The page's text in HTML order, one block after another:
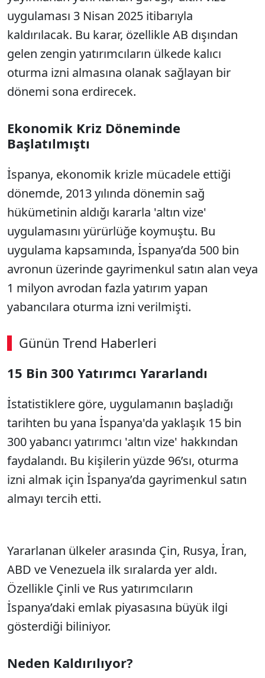
uygulaması 3 Nisan 2025 itibarıyla
kaldırılacak. Bu karar, özellikle AB dışından
gelen zengin yatırımcıların ülkede kalıcı
oturma izni almasına olanak sağlayan bir
dönemi sona erdirecek.
Ekonomik Kriz Döneminde
Başlatılmıştı
İspanya, ekonomik krizle mücadele ettiği
dönemde, 2013 yılında dönemin sağ
hükümetinin aldığı kararla 'altın vize'
uygulamasını yürürlüğe koymuştu. Bu
uygulama kapsamında, İspanya’da 500 bin
avronun üzerinde gayrimenkul satın alan veya
1 milyon avrodan fazla yatırım yapan
yabancılara oturma izni verilmişti.
Günün Trend Haberleri
15 Bin 300 Yatırımcı Yararlandı
İstatistiklere göre, uygulamanın başladığı
tarihten bu yana İspanya'da yaklaşık 15 bin
300 yabancı yatırımcı 'altın vize' hakkından
faydalandı. Bu kişilerin yüzde 96’sı, oturma
izni almak için İspanya’da gayrimenkul satın
almayı tercih etti.
Yararlanan ülkeler arasında Çin, Rusya, İran,
ABD ve Venezuela ilk sıralarda yer aldı.
Özellikle Çinli ve Rus yatırımcıların
İspanya’daki emlak piyasasına büyük ilgi
gösterdiği biliniyor.
Neden Kaldırılıyor?